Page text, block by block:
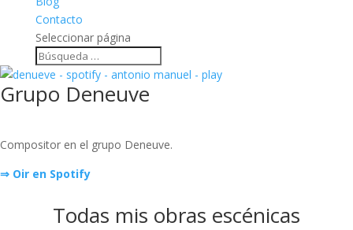
Contacto
Seleccionar página
Grupo Deneuve
Compositor en el grupo Deneuve.
⇒ Oir en Spotify
Todas mis obras escénicas